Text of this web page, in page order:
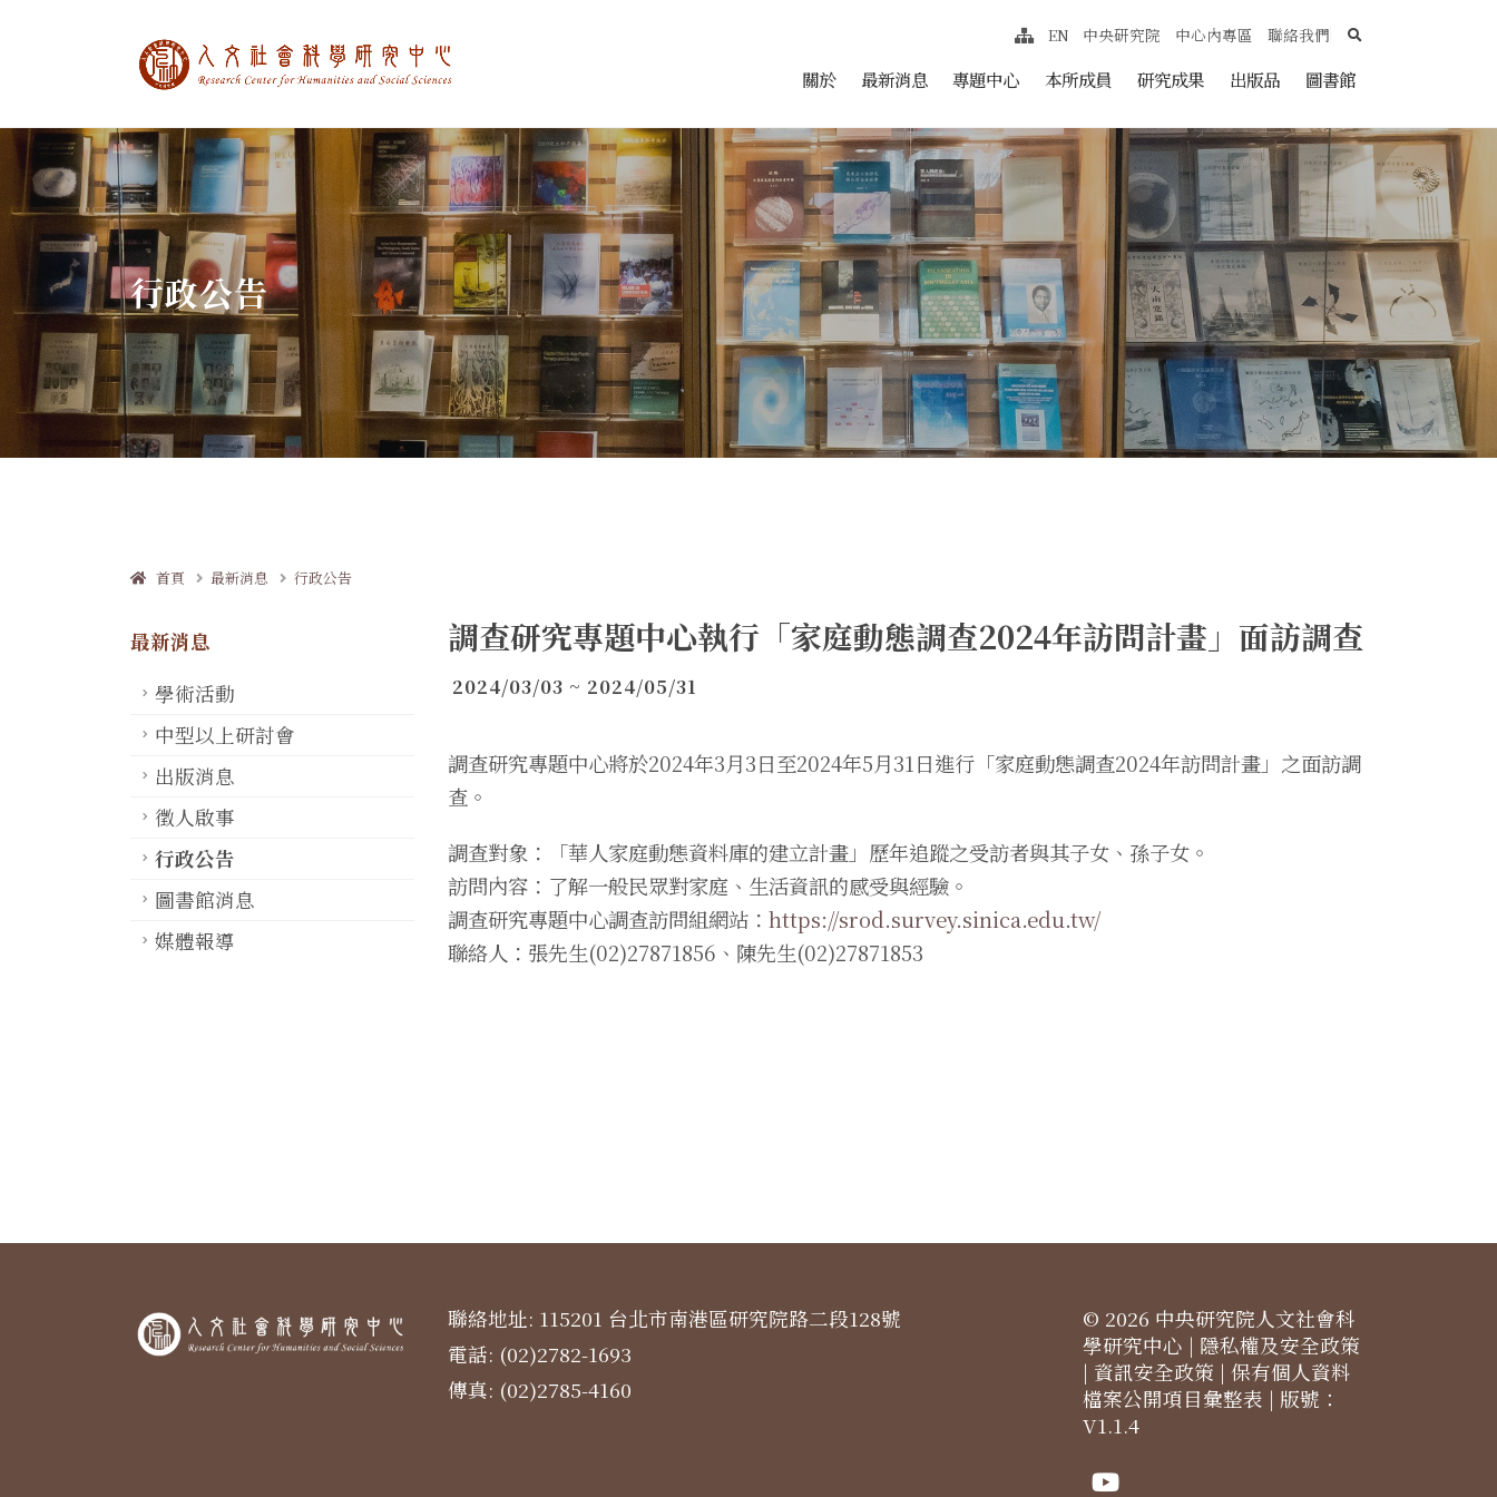
中央研究院人文社會科學研究中心 跳至中央區塊/Main Content
關於 最新消息 專題中心 本所成員 研究成果 出版品 圖書館
網站導覽
EN 中央研究院 中心內專區 聯絡我們 search
行政公告
首頁 最新消息 行政公告
最新消息
學術活動
中型以上研討會
出版消息
徵人啟事
行政公告
圖書館消息
媒體報導
調查研究專題中心執行「家庭動態調查2024年訪問計畫」面訪調查
2024/03/03 ~ 2024/05/31
調查研究專題中心將於2024年3月3日至2024年5月31日進行「家庭動態調查2024年訪問計畫」之面訪調
查。
調查對象：「華人家庭動態資料庫的建立計畫」歷年追蹤之受訪者與其子女、孫子女。
訪問內容：了解一般民眾對家庭、生活資訊的感受與經驗。
調查研究專題中心調查訪問組網站： https://srod.survey.sinica.edu.tw/
聯絡人：張先生(02)27871856、陳先生(02)27871853
聯絡地址: 115201 台北市南港區研究院路二段128號
電話: (02)2782-1693
傳真: (02)2785-4160
© 2026 中央研究院人文社會科
學研究中心 | 隱私權及安全政策
| 資訊安全政策 | 保有個人資料
檔案公開項目彙整表 | 版號：
V1.1.4
Youtube